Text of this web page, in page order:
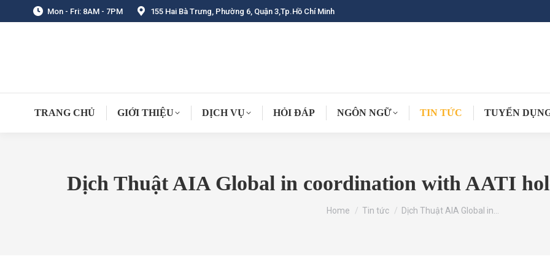
Mon - Fri: 8AM - 7PM 155 Hai Bà Trưng, Phường 6, Quận 3,Tp.Hồ Chí Minh
TRANG CHỦ GIỚI THIỆU DỊCH VỤ HỎI ĐÁP NGÔN NGỮ TIN TỨC TUYỂN
Dịch Thuật AIA Global in coordination with AATI
You are here:
Home Tin tức Dịch Thuật AIA Global in…